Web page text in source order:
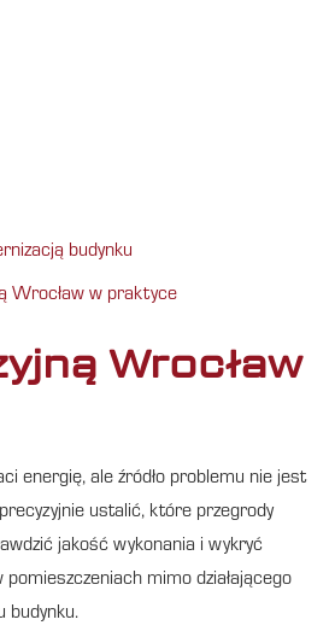
budynku
Wrocław w praktyce
Wrocław
energię, ale źródło problemu nie jest
ustalić, które przegrody
jakość wykonania i wykryć
mimo działającego
budynku.